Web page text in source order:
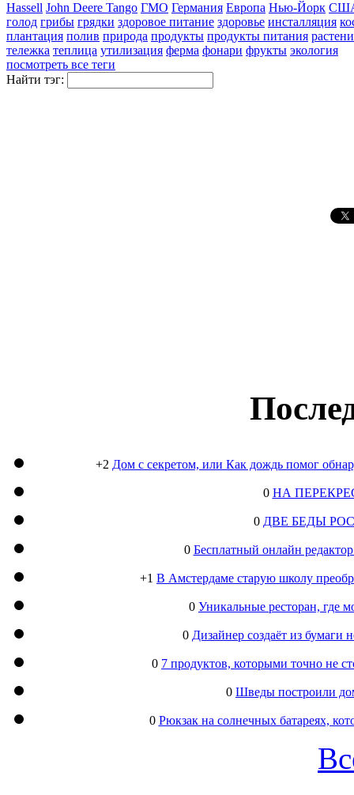
Hassell John Deere Tango ГМО Германия Европа Нью-Йорк
голод грибы грядки здоровое питание здоровье инсталляция
плантация полив природа продукты продукты питания
тележка теплица утилизация ферма фонари фрукты экология
посмотреть все теги
Найти тэг:
+2 Дом с секретом, или Как дождь помог
0 НА
0 ДВЕ БЕДЫ
0 Бесплатный онлайн
+1 В Амстердаме старую школу
0 Уникальные ресторан, где
0 Дизайнер создаёт из
0 7 продуктов, которыми точно не
0 Шведы построили
0 Рюкзак на солнечных батареях,